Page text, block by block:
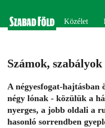
Közélet
Számok, szabályok
A négyesfogat-hajtásban
négy lónak - közülük a
nyerges, a jobb oldali a
hasonló sorrendben